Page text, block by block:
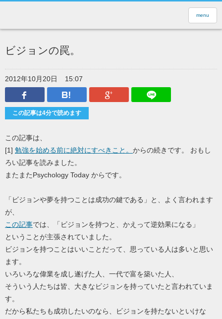
menu
ビジョンの罠。
2012年10月20日
15:07
Facebook
はてなブックマークGoogle Plus
この記事は4分で読めます
この記事は、
[1] 勉強を始める前に絶対にすべきこと。 からの続きです。 おもし
ろい記事を読みました。
またまたPsychology Today からです。
「ビジョンや夢を持つことは成功の鍵である」と、よく言われます
が、
この記事では、「ビジョンを持つと、かえって逆効果になる」
ということが主張されていました。
ビジョンを持つことはいいことだって、思っている人は多いと思い
ます。
いろいろな偉業を成し遂げた人、一代で富を築いた人、
そういう人たちは皆、大きなビジョンを持っていたと言われていま
す。
だから私たちも成功したいのなら、ビジョンを持たないといけな